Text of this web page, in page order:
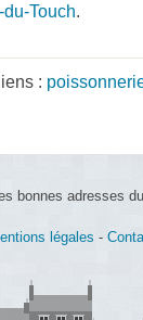
Touch.
:
bonnes adresses
légales -